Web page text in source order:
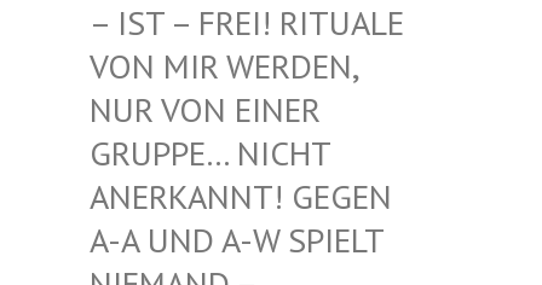
ST – FREI! RITUALE VON
MIR WERDEN, NUR
VON EINER GRU
PPE… NICHT ANE
RKANNT! GEGEN A-A
UND A-W SPIELT NIE